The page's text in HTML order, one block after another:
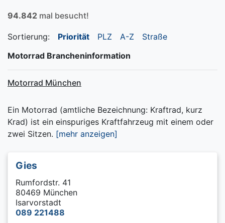
94.842 mal besucht!
Sortierung: Priorität PLZ A-Z
Straße
Motorrad Brancheninformation
Motorrad München
Ein Motorrad (amtliche Bezeichnung: Kraftrad, kurz
Krad) ist ein einspuriges Kraftfahrzeug mit einem oder
zwei Sitzen. [mehr anzeigen]
Gies
Rumfordstr. 41
80469 München
Isarvorstadt
089 221488